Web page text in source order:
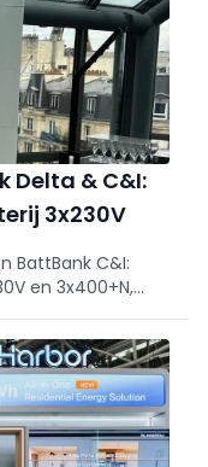
Delta & C&I:
3x230V
BattBank C&I:
en 3x400+N,
of standalone,
veiligheid en